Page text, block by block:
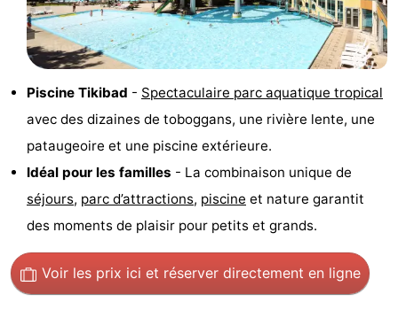
golf
Peche
Sportive
Equitation
Boire
manger
Événements
Pratiques
Forum
Route
-
Piscine Tikibad - Spectaculaire parc aquatique tropical
avec des dizaines de toboggans, une rivière lente, une
pataugeoire et une piscine extérieure.
Idéal pour les familles - La combinaison unique de
séjours, parc d’attractions, piscine et nature garantit
des moments de plaisir pour petits et grands.
Voir les prix ici et réserver directement en ligne